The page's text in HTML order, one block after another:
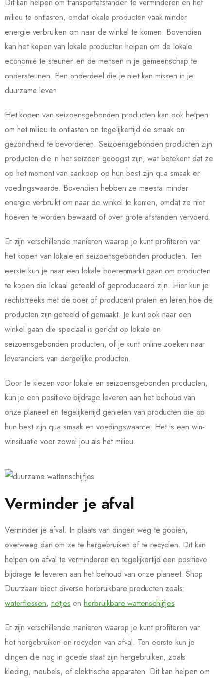
Dit kan helpen om transportafstanden te verminderen en het
milieu te ontlasten, omdat lokale producten vaak minder
energie verbruiken om naar de winkel te komen. Bovendien
kan het kopen van lokale producten helpen om de lokale
economie te steunen en de mensen in je gemeenschap te
ondersteunen. Een onderdeel die je niet kan missen in je
duurzame leven.
Het kopen van seizoensgebonden producten kan ook helpen
om het milieu te ontlasten en tegelijkertijd de smaak en
gezondheid te bevorderen. Seizoensgebonden producten zijn
producten die in het seizoen geoogst zijn, wat betekent dat ze
op het moment van aankoop op hun best zijn qua smaak en
voedingswaarde. Bovendien hebben ze meestal minder
energie verbruikt om naar de winkel te komen, omdat ze niet
hoeven te worden bewaard of over grote afstanden vervoerd.
Er zijn verschillende manieren waarop je kunt profiteren van
het kopen van lokale en seizoensgebonden producten. Ten
eerste kun je naar een lokale boerenmarkt gaan om producten
te kopen die lokaal geteeld of geproduceerd zijn. Hier kun je
rechtstreeks met de boer of producent praten en leren hoe de
producten zijn geteeld of gemaakt. Je kunt ook naar een
winkel gaan die speciaal is gericht op lokale en
seizoensgebonden producten, of je kunt online zoeken naar
leveranciers van dergelijke producten.
Door te kiezen voor lokale en seizoensgebonden producten,
kun je een positieve bijdrage leveren aan het behoud van
onze planeet en tegelijkertijd genieten van producten die op
hun best zijn qua smaak en voedingswaarde. Het is een win-
winsituatie voor zowel jou als het milieu.
Verminder je afval
Verminder je afval. In plaats van dingen weg te gooien,
overweeg dan om ze te hergebruiken of te recyclen. Dit kan
helpen om afval te verminderen en tegelijkertijd een positieve
bijdrage te leveren aan het behoud van onze planeet. Shop
Duurzaam biedt diverse herbruikbare producten zoals:
waterflessen, rietjes en herbruikbare wattenschijfjes
Er zijn verschillende manieren waarop je kunt profiteren van
het hergebruiken en recyclen van afval. Ten eerste kun je
dingen die nog in goede staat zijn hergebruiken, zoals
kleding, meubels, of elektrische apparaten. Dit kan helpen om